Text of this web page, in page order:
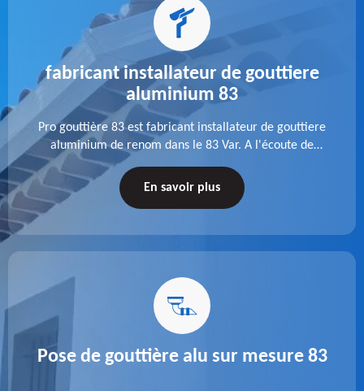
fabricant installateur de gouttiere
aluminium 83
Pro gouttière 83 est fabricant installateur de gouttiere
aluminium de renom dans le 83 Var. A l'écoute de
chaque besoin, notre équipe veille à réaliser des
gouttières performantes, durables et à la hauteur de
En savoir plus
Pose de gouttière alu sur mesure 83